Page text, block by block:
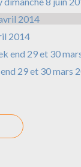
2014
29 et 30 mars